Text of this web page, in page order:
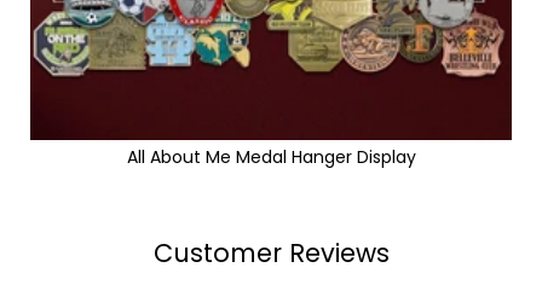
All About Me Medal Hanger Display
Customer Reviews